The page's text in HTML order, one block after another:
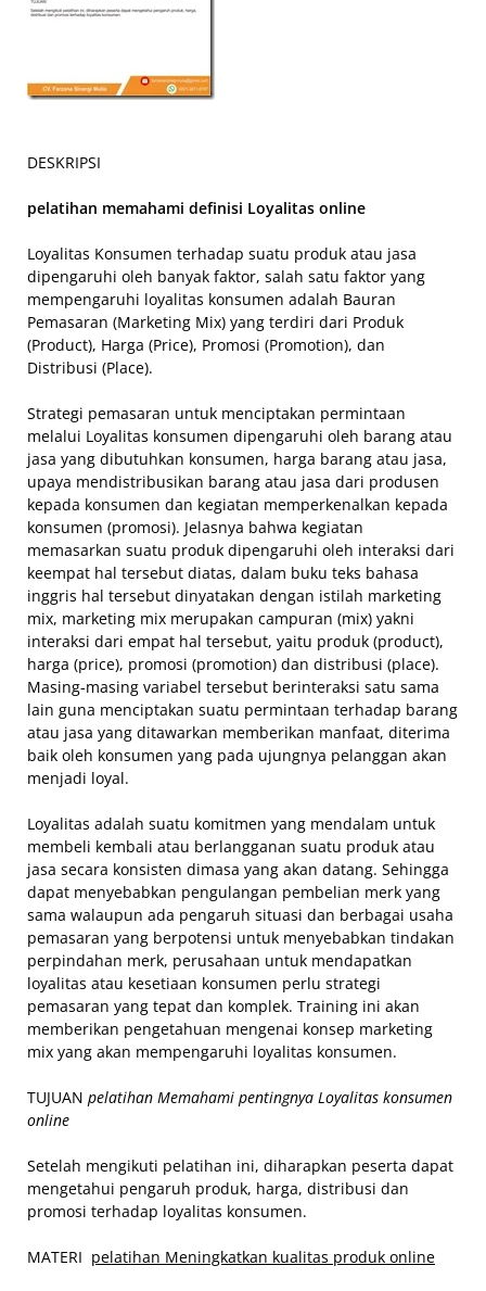
DESKRIPSI
pelatihan memahami definisi Loyalitas online
Loyalitas Konsumen terhadap suatu produk atau jasa
dipengaruhi oleh banyak faktor, salah satu faktor yang
mempengaruhi loyalitas konsumen adalah Bauran
Pemasaran (Marketing Mix) yang terdiri dari Produk
(Product), Harga (Price), Promosi (Promotion), dan
Distribusi (Place).
Strategi pemasaran untuk menciptakan permintaan
melalui Loyalitas konsumen dipengaruhi oleh barang atau
jasa yang dibutuhkan konsumen, harga barang atau jasa,
upaya mendistribusikan barang atau jasa dari produsen
kepada konsumen dan kegiatan memperkenalkan kepada
konsumen (promosi). Jelasnya bahwa kegiatan
memasarkan suatu produk dipengaruhi oleh interaksi dari
keempat hal tersebut diatas, dalam buku teks bahasa
inggris hal tersebut dinyatakan dengan istilah marketing
mix, marketing mix merupakan campuran (mix) yakni
interaksi dari empat hal tersebut, yaitu produk (product),
harga (price), promosi (promotion) dan distribusi (place).
Masing-masing variabel tersebut berinteraksi satu sama
lain guna menciptakan suatu permintaan terhadap barang
atau jasa yang ditawarkan memberikan manfaat, diterima
baik oleh konsumen yang pada ujungnya pelanggan akan
menjadi loyal.
Loyalitas adalah suatu komitmen yang mendalam untuk
membeli kembali atau berlangganan suatu produk atau
jasa secara konsisten dimasa yang akan datang. Sehingga
dapat menyebabkan pengulangan pembelian merk yang
sama walaupun ada pengaruh situasi dan berbagai usaha
pemasaran yang berpotensi untuk menyebabkan tindakan
perpindahan merk, perusahaan untuk mendapatkan
loyalitas atau kesetiaan konsumen perlu strategi
pemasaran yang tepat dan komplek. Training ini akan
memberikan pengetahuan mengenai konsep marketing
mix yang akan mempengaruhi loyalitas konsumen.
TUJUAN pelatihan Memahami pentingnya Loyalitas konsumen
online
Setelah mengikuti pelatihan ini, diharapkan peserta dapat
mengetahui pengaruh produk, harga, distribusi dan
promosi terhadap loyalitas konsumen.
MATERI pelatihan Meningkatkan kualitas produk online